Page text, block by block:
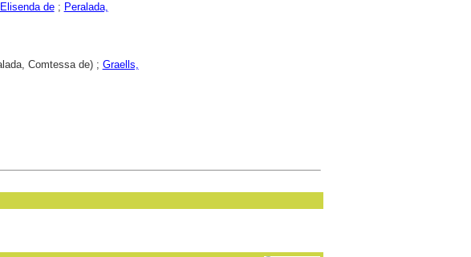
de; Peralada,
Comtessa de) ; Graells,